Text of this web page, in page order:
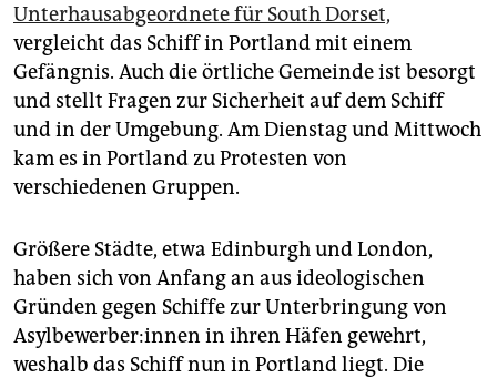
Unterhausabgeordnete für South Dorset,
vergleicht das Schiff in Portland mit einem
Gefängnis. Auch die örtliche Gemeinde ist besorgt
und stellt Fragen zur Sicherheit auf dem Schiff
und in der Umgebung. Am Dienstag und Mittwoch
kam es in Portland zu Protesten von
verschiedenen Gruppen.
Größere Städte, etwa Edinburgh und London,
haben sich von Anfang an aus ideologischen
Gründen gegen Schiffe zur Unterbringung von
Asyl­be­wer­be­r:in­nen in ihren Häfen gewehrt,
weshalb das Schiff nun in Portland liegt. Die